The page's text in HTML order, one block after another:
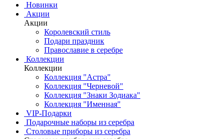
Новинки
Акции
Акции
Королевский стиль
Подари праздник
Православие в серебре
Коллекции
Коллекции
Коллекция "Астра"
Коллекция "Черневой"
Коллекция "Знаки Зодиака"
Коллекция "Именная"
VIP-Подарки
Подарочные наборы из серебра
Столовые приборы из серебра